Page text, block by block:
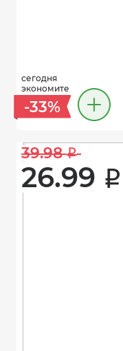
сегодня
экономите
-33%
39.98 i
26.99 i